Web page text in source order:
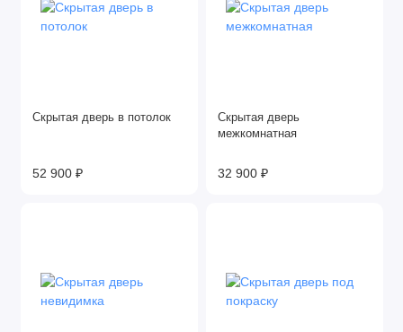
Скрытая дверь в потолок
52 900 ₽
Скрытая дверь
межкомнатная
32 900 ₽